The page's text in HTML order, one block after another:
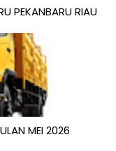
PEKANBARU RIAU
MEI 2026